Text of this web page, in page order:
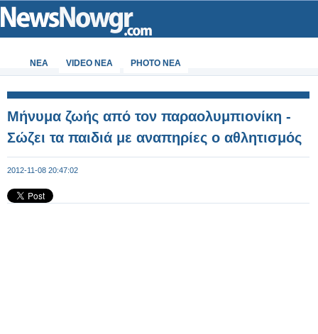
ΝΕΑ VIDEO NEA PHOTO NEA
Μήνυμα ζωής από τον παραολυμπιονίκη -
Σώζει τα παιδιά με αναπηρίες ο αθλητισμός
2012-11-08 20:47:02